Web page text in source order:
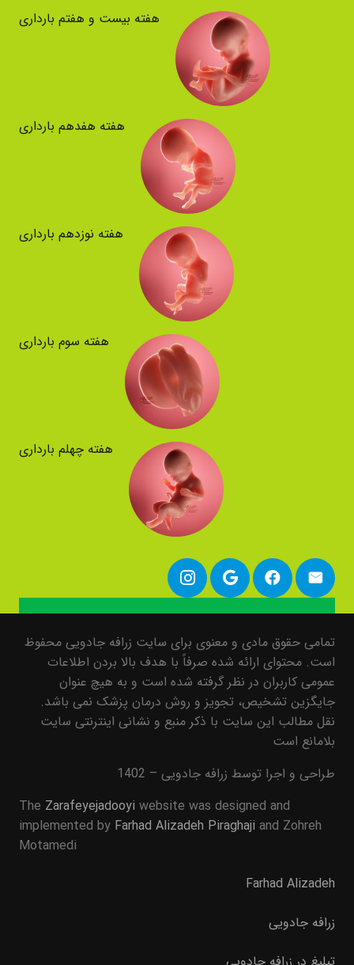
هفته بیست و هفتم بارداری
هفته هفدهم بارداری
هفته نوزدهم بارداری
هفته سوم بارداری
هفته چهلم بارداری
تمامی حقوق مادی و معنوی برای سایت زرافه جادویی محفوظ
است. محتوای ارائه شده صرفاً با هدف بالا بردن اطلاعات
عمومی کاربران در نظر گرفته شده است و به هیچ عنوان
جایگزین تشخیص، تجویز و روش درمان پزشک نمی باشد.
نقل مطالب این سایت با ذکر منبع و نشانی اینترنتی سایت
بلامانع است
طراحی و اجرا توسط زرافه جادویی – 1402
The Zarafeyejadooyi website was designed and
implemented by Farhad Alizadeh Piraghaji and Zohreh
Motamedi
Farhad Alizadeh
زرافه جادویی